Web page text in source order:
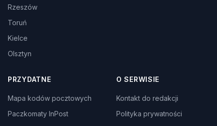
Rzeszów
Toruń
Kielce
Olsztyn
PRZYDATNE
Mapa kodów pocztowych
Paczkomaty InPost
O SERWISIE
Kontakt do redakcji
Polityka prywatności